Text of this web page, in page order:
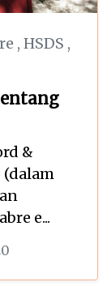
, HSDS ,
&
(dalam
e...